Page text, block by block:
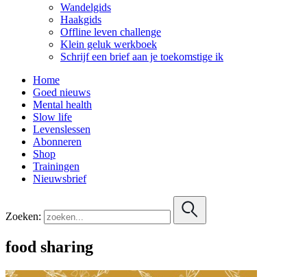
Wandelgids
Haakgids
Offline leven challenge
Klein geluk werkboek
Schrijf een brief aan je toekomstige ik
Home
Goed nieuws
Mental health
Slow life
Levenslessen
Abonneren
Shop
Trainingen
Nieuwsbrief
Zoeken:
food sharing